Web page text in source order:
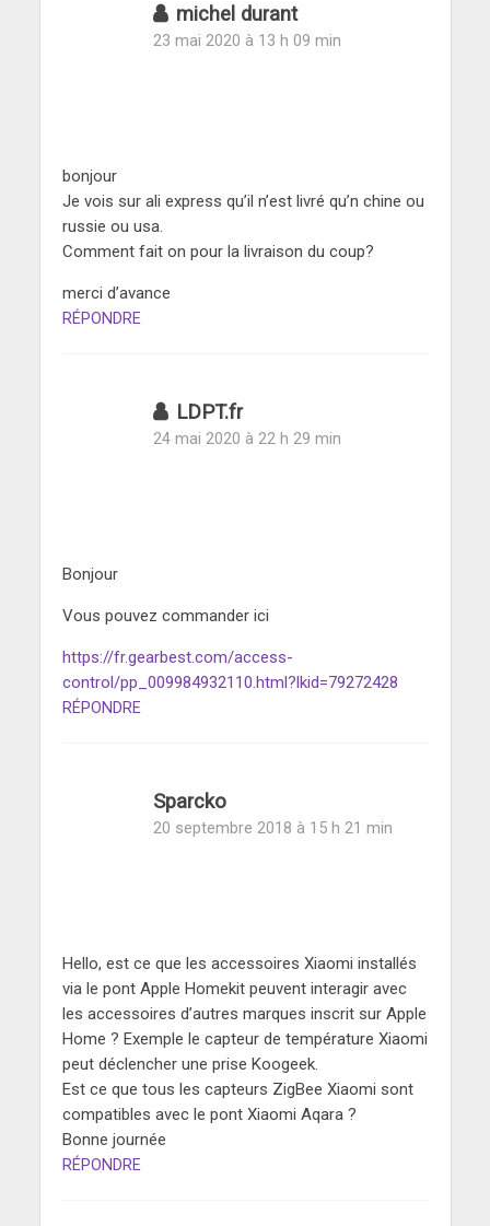
michel durant
23 mai 2020 à 13 h 09 min
bonjour
Je vois sur ali express qu’il n’est livré qu’n chine ou
russie ou usa.
Comment fait on pour la livraison du coup?
merci d’avance
RÉPONDRE
LDPT.fr
24 mai 2020 à 22 h 29 min
Bonjour
Vous pouvez commander ici
https://fr.gearbest.com/access-
control/pp_009984932110.html?lkid=79272428
RÉPONDRE
Sparcko
20 septembre 2018 à 15 h 21 min
Hello, est ce que les accessoires Xiaomi installés
via le pont Apple Homekit peuvent interagir avec
les accessoires d’autres marques inscrit sur Apple
Home ? Exemple le capteur de température Xiaomi
peut déclencher une prise Koogeek.
Est ce que tous les capteurs ZigBee Xiaomi sont
compatibles avec le pont Xiaomi Aqara ?
Bonne journée
RÉPONDRE